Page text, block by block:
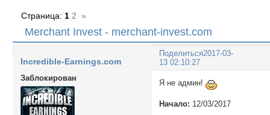
Merchant Invest - merchant-invest.com
Страница: 1 2 »
Поделиться2017-03-
13 02:10:27
Incredible-Earnings.com
Заблокирован
Я не админ!
Начало: 12/03/2017